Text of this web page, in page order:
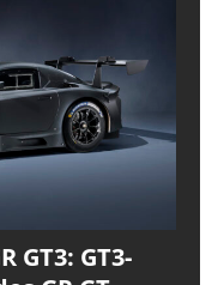
GT3: GT3-